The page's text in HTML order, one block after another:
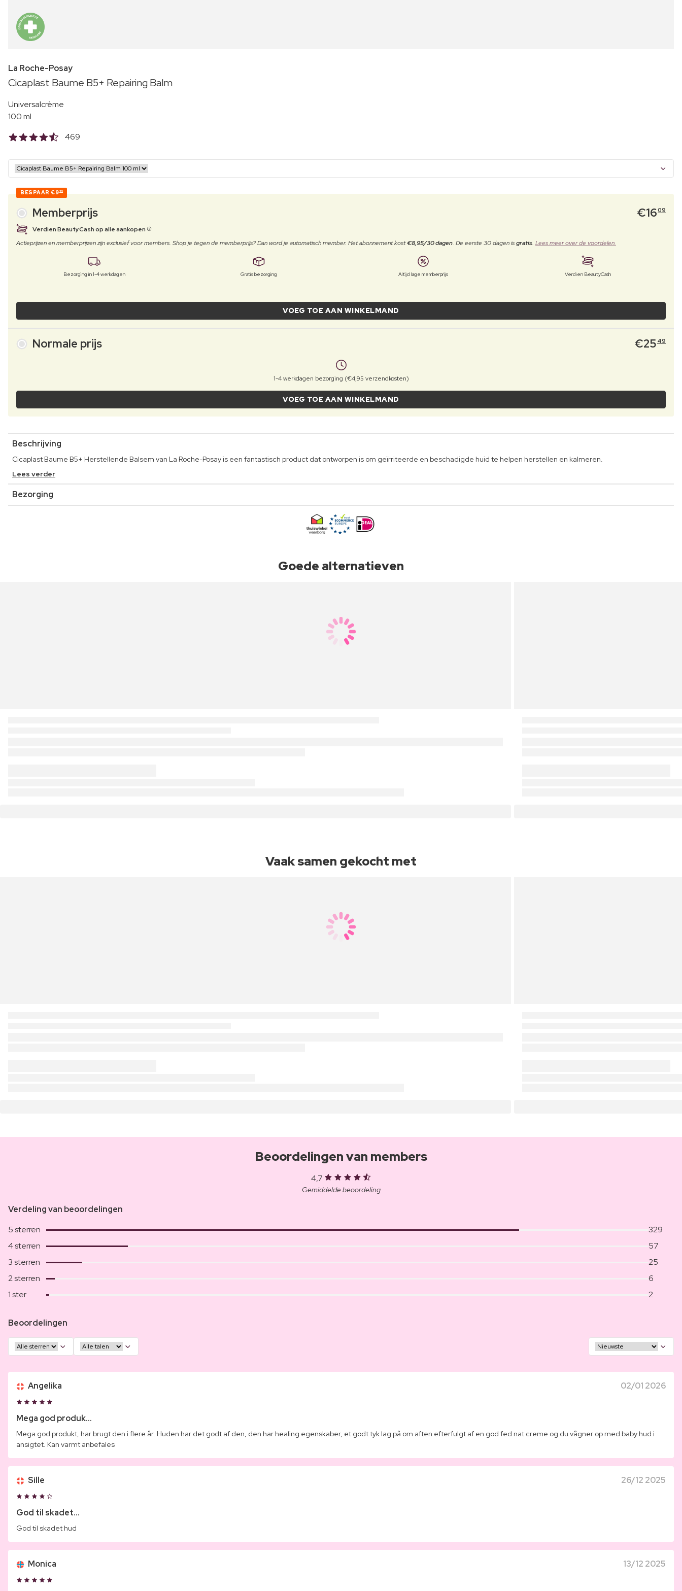
La Roche-Posay
Cicaplast Baume B5+ Repairing Balm
Universalcrème
100 ml
469
BESPAAR €940
Memberprijs €1609
Verdien BeautyCash op alle aankopen
Actieprijzen en memberprijzen zijn exclusief voor members. Shop je tegen de memberprijs? Dan word je automatisch member. Het abonnement kost€8,95/30 dagen. De eerste 30 dagen isgratis. Lees meer over de voordelen.
Bezorging in 1-4 werkdagen Gratis bezorging Altijd lage memberprijs Verdien BeautyCash
VOEG TOE AAN WINKELMAND
Normale prijs €25 49
1-4 werkdagen bezorging (€4,95 verzendkosten)
VOEG TOE AAN WINKELMAND
Beschrijving
Cicaplast Baume B5+ Herstellende Balsem van La Roche-Posay is een fantastisch product dat ontworpen is om geïrriteerde en beschadigde huid te helpen herstellen en kalmeren.
Lees verder
Bezorging
Goede alternatieven
Vaak samen gekocht met
Beoordelingen van members
4,7
Gemiddelde beoordeling
Verdeling van beoordelingen
5 sterren
329
4 sterren
57
3 sterren
25
2 sterren
6
1 ster
2
Beoordelingen
Angelika 02/01 2026
Mega god produk...
Mega god produkt, har brugt den i flere år. Huden har det godt af den, den har healing egenskaber, et godt tyk lag på om aften efterfulgt af en god fed nat creme og du vågner op med baby hud i
ansigtet. Kan varmt anbefales
Sille 26/12 2025
God til skadet...
God til skadet hud
Monica 13/12 2025